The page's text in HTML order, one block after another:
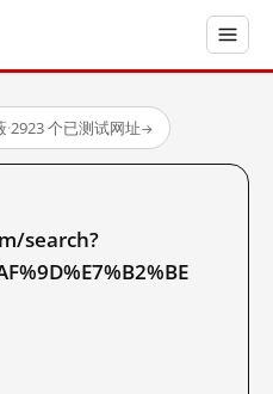
·2923 个已测试网址→
search?